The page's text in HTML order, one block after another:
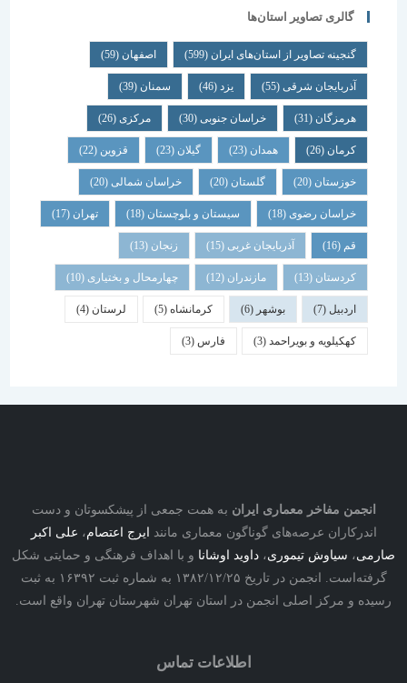
گالری تصاویر استان‌ها
گنجینه تصاویر از استان‌های ایران(599) اصفهان (59)
آذربایجان شرقی(55) یزد سمنان (39)
هرمزگان(31) خراسان جنوبی(30) مرکزی (26)
همدان گیلان قزوین
خوزستان(20) گلستان (20) خراسان شمالی(20)
خراسان رضوی(18) سیستان و بلوچستان(18) تهران
آذربایجان غربی(15) زنجان
کردستان(13) مازندران(12) چهارمحال و بختیاری (10)
بوشهر کرمانشاه(5) لرستان (4)
کهکیلویه و بویراحمد(3) فارس
مفاخر معماری ایرانبه همت جمعی از پیشکسوتان و دست
عرصه‌های گوناگون معماری مانندایرج اعتصام،علی اکبر
،سیاوش تیموری،داوید اوشاناو با اهداف فرهنگی و حمایتی شکل
گرفته‌است. انجمن در تاریخ ۱۳۸۲/۱۲/۲۵ به شماره ثبت ۱۶۳۹۲ به ثبت
و مرکز اصلی انجمن در استان تهران شهرستان تهران واقع است.
اطلاعات تماس